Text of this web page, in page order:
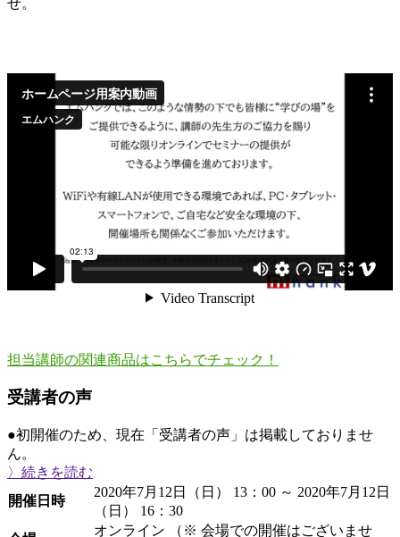
担当講師の関連商品はこちらでチェック！
受講者の声
●初開催のため、現在「受講者の声」は掲載しておりませ
ん。
〉続きを読む
開催日時
2020年7月12日（日） 13：00 ～ 2020年7月12日
（日） 16：30
オンライン （※ 会場での開催はございませ